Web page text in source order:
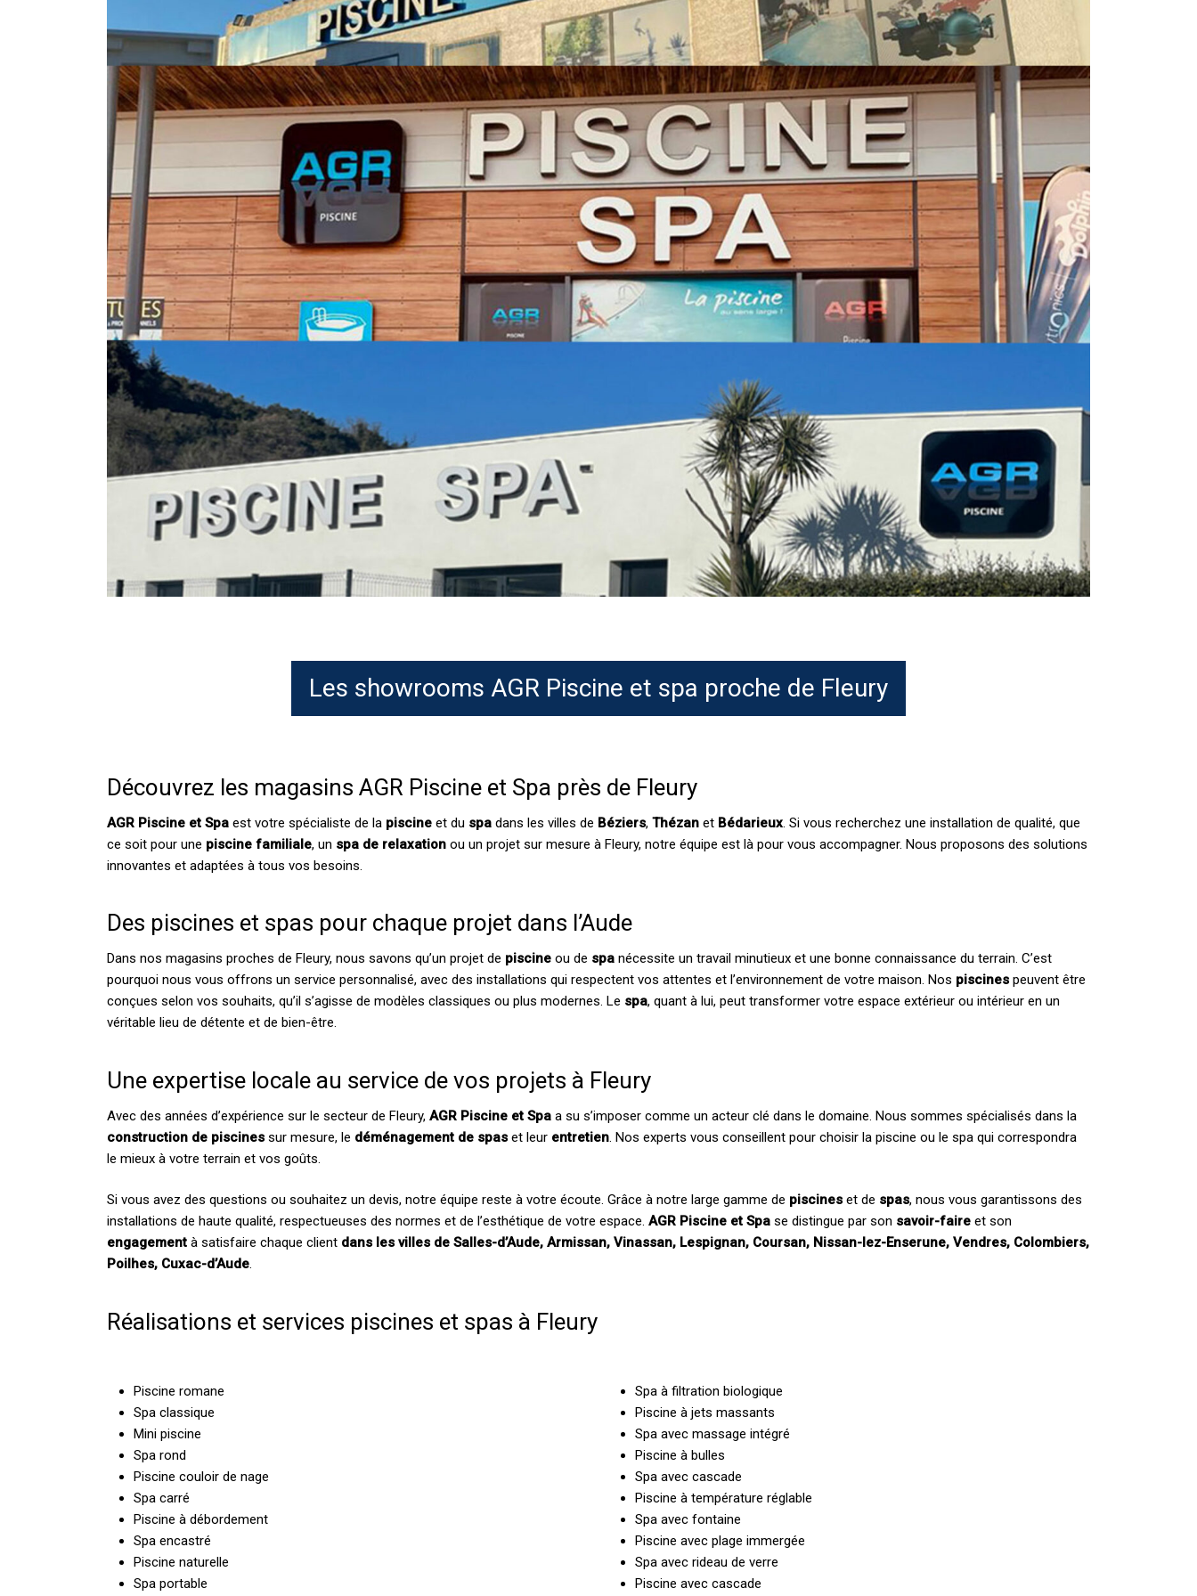
Les showrooms AGR Piscine et spa proche de Fleury
Découvrez les magasins AGR Piscine et Spa près de Fleury
AGR Piscine et Spa est votre spécialiste de la piscine et du spa dans les villes de Béziers,Thézan et Bédarieux. Si vous recherchez une installation de qualité, que
ce soit pour une piscine familiale, un spa de relaxation ou un projet sur mesure à Fleury, notre équipe est là pour vous accompagner. Nous proposons des solutions
innovantes et adaptées à tous vos besoins.
Des piscines et spas pour chaque projet dans l’Aude
Dans nos magasins proches de Fleury, nous savons qu’un projet de piscine ou de spa nécessite un travail minutieux et une bonne connaissance du terrain. C’est
pourquoi nous vous offrons un service personnalisé, avec des installations qui respectent vos attentes et l’environnement de votre maison. Nos piscines peuvent être
conçues selon vos souhaits, qu’il s’agisse de modèles classiques ou plus modernes. Le spa, quant à lui, peut transformer votre espace extérieur ou intérieur en un
véritable lieu de détente et de bien-être.
Une expertise locale au service de vos projets à Fleury
Avec des années d’expérience sur le secteur de Fleury,AGR Piscine et Spa a su s’imposer comme un acteur clé dans le domaine. Nous sommes spécialisés dans la
construction de piscines sur mesure, le déménagement de spas et leur entretien. Nos experts vous conseillent pour choisir la piscine ou le spa qui correspondra
le mieux à votre terrain et vos goûts.
Si vous avez des questions ou souhaitez un devis, notre équipe reste à votre écoute. Grâce à notre large gamme de piscines et de spas, nous vous garantissons des
installations de haute qualité, respectueuses des normes et de l’esthétique de votre espace.AGR Piscine et Spa se distingue par son savoir-faire et son
engagement à satisfaire chaque client dans les villes de Salles-d’Aude, Armissan, Vinassan, Lespignan, Coursan, Nissan-lez-Enserune, Vendres, Colombiers,
Poilhes, Cuxac-d’Aude.
Réalisations et services piscines et spas à Fleury
Piscine romane
Spa classique
Mini piscine
Spa rond
Piscine couloir de nage
Spa carré
Piscine à débordement
Spa encastré
Piscine naturelle
Spa portable
Spa à filtration biologique
Piscine à jets massants
Spa avec massage intégré
Piscine à bulles
Spa avec cascade
Piscine à température réglable
Spa avec fontaine
Piscine avec plage immergée
Spa avec rideau de verre
Piscine avec cascade